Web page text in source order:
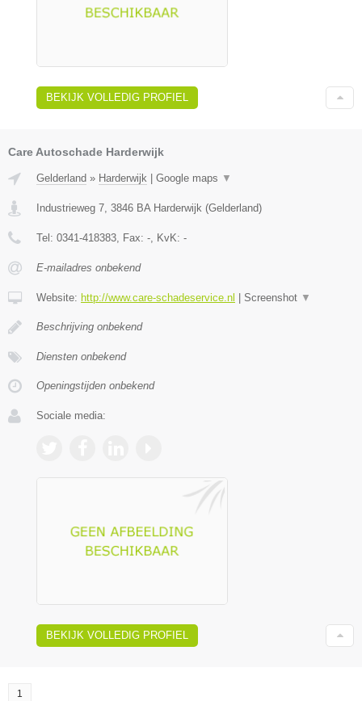
BEKIJK VOLLEDIG PROFIEL
Care Autoschade Harderwijk
Gelderland » Harderwijk | Google maps ▼
Industrieweg 7 3846 BA Harderwijk (Gelderland)
Tel: 0341-418383 , Fax: - , KvK: -
E-mailadres onbekend
Website: http://www.care-schadeservice.nl | Screenshot ▼
Beschrijving onbekend
Diensten onbekend
Openingstijden onbekend
Sociale media:
BEKIJK VOLLEDIG PROFIEL
1